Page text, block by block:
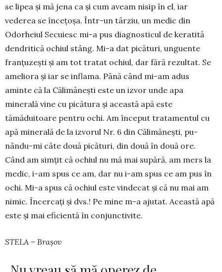
se lipea și mă jena ca și cum aveam nisip în el, iar
vederea se înce­țoșa. Într-un târziu, un medic din
Odorheiul Secuiesc mi-a pus diag­nosticul de keratită
dendri­tică ochiul stâng. Mi-a dat pică­turi, unguente
franțuzești și am tot tratat ochiul, dar fără rezultat. Se
ameliora și iar se inflama. Până când mi-am adus
aminte că la Călimănești este un izvor unde apa
minerală vine cu picătura și această apă este
tămăduitoare pentru ochi. Am început trata­mentul cu
apă minerală de la iz­vorul Nr. 6 din Călimănești, pu­
nându-mi câte două picături, din două în două ore.
Când am simțit că ochiul nu mă mai su­pără, am mers la
medic, i-am spus ce am, dar nu i-am spus ce am pus în
ochi. Mi-a spus că ochiul este vindecat și că nu mai am
nimic. Încercați și dvs.! Pe mine m-a ajutat. Această apă
este și mai eficientă în conjunctivite.
STELA – Brașov